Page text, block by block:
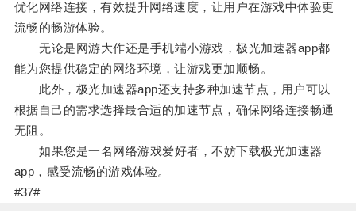
优化网络连接，有效提升网络速度，让用户在游戏中体验更
流畅的畅游体验。
无论是网游大作还是手机端小游戏，极光加速器app都
能为您提供稳定的网络环境，让游戏更加顺畅。
此外，极光加速器app还支持多种加速节点，用户可以
根据自己的需求选择最合适的加速节点，确保网络连接畅通
无阻。
如果您是一名网络游戏爱好者，不妨下载极光加速器
app，感受流畅的游戏体验。
#37#